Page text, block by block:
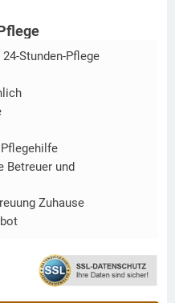
Stunden-Pflege
Betreuer und
Zuhause